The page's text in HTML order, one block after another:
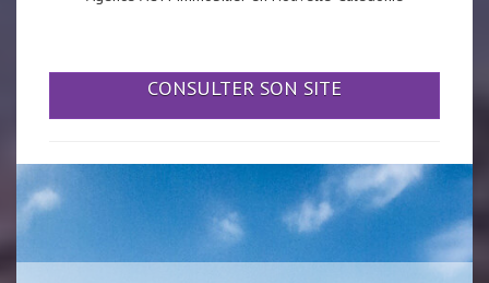
CONSULTER SON SITE